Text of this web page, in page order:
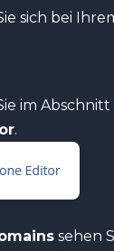
sich bei
im Abschnitt
.
sehen